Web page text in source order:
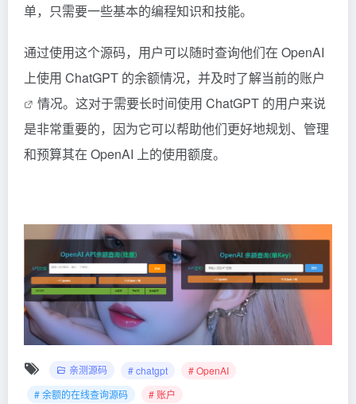
单，只需要一些基本的编程知识和技能。
通过使用这个源码，用户可以随时查询他们在 OpenAI
上使用 ChatGPT 的余额情况，并及时了解当前的账户
情况。这对于需要长时间使用 ChatGPT 的用户来说
是非常重要的，因为它可以帮助他们更好地规划、管理
和预算其在 OpenAI 上的使用额度。
亲测源码 # chatgpt
# OpenAI
# 余额的在线查询源码
# 账户